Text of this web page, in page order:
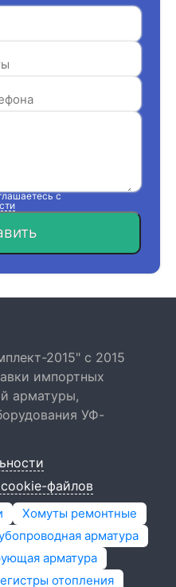
с
2015" с 2015
импортных
арматуры,
УФ-
файлов
Хомуты ремонтные
арматура
арматура
отопления